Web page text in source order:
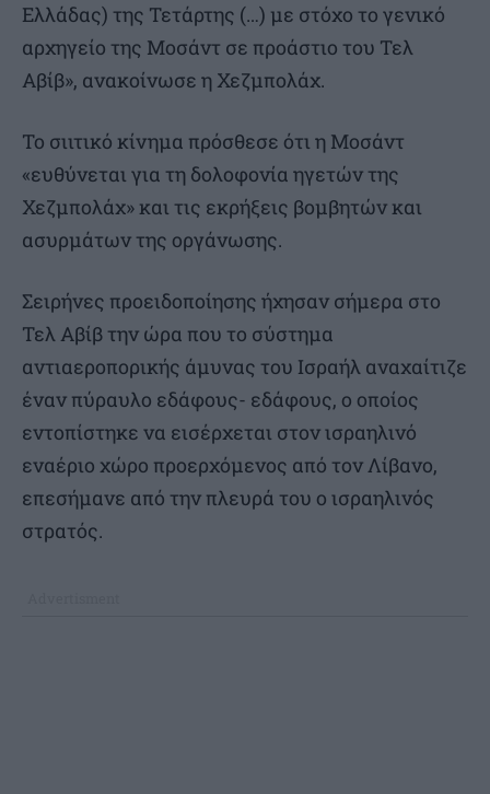
Ελλάδας) της Τετάρτης (…) με στόχο το γενικό
αρχηγείο της Μοσάντ σε προάστιο του Τελ
Αβίβ», ανακοίνωσε η Χεζμπολάχ.
Το σιιτικό κίνημα πρόσθεσε ότι η Μοσάντ
«ευθύνεται για τη δολοφονία ηγετών της
Χεζμπολάχ» και τις εκρήξεις βομβητών και
ασυρμάτων της οργάνωσης.
Σειρήνες προειδοποίησης ήχησαν σήμερα στο
Τελ Αβίβ την ώρα που το σύστημα
αντιαεροπορικής άμυνας του Ισραήλ αναχαίτιζε
έναν πύραυλο εδάφους- εδάφους, ο οποίος
εντοπίστηκε να εισέρχεται στον ισραηλινό
εναέριο χώρο προερχόμενος από τον Λίβανο,
επεσήμανε από την πλευρά του ο ισραηλινός
στρατός.